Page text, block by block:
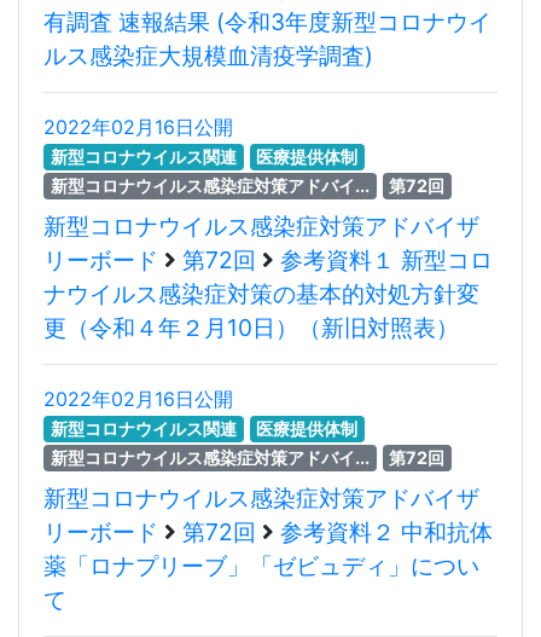
有調査 速報結果 (令和3年度新型コロナウイ
ルス感染症大規模血清疫学調査)
2022年02月16日公開
新型コロナウイルス関連
医療提供体制
新型コロナウイルス感染症対策アドバイ...
第72回
新型コロナウイルス感染症対策アドバイザ
リーボード
第72回
参考資料１ 新型コロ
ナウイルス感染症対策の基本的対処方針変
更（令和４年２月10日）（新旧対照表）
2022年02月16日公開
新型コロナウイルス関連
医療提供体制
新型コロナウイルス感染症対策アドバイ...
第72回
新型コロナウイルス感染症対策アドバイザ
リーボード
第72回
参考資料２ 中和抗体
薬「ロナプリーブ」「ゼビュディ」につい
て